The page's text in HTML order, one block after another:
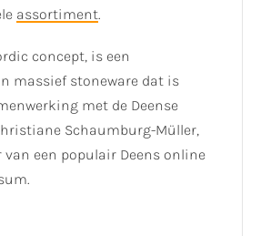
assortiment.
concept, is een
massief stoneware dat is
met de Deense
Schaumburg-Müller,
een populair Deens online